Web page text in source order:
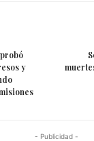
y
- Publicidad -